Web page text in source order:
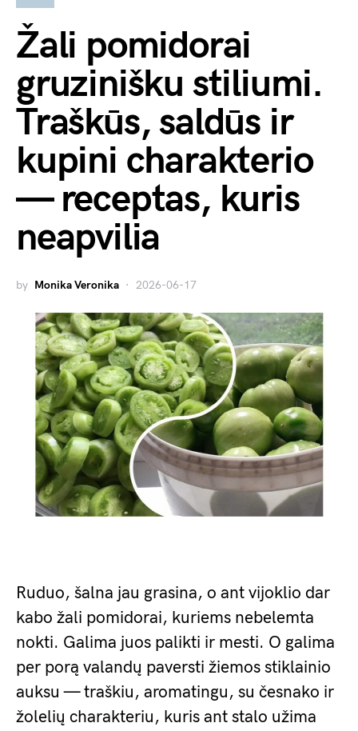
Žali pomidorai
gruzinišku stiliumi.
Traškūs, saldūs ir
kupini charakterio
— receptas, kuris
neapvilia
by Monika Veronika 2026-06-17
Ruduo, šalna jau grasina, o ant vijoklio dar
kabo žali pomidorai, kuriems nebelemta
nokti. Galima juos palikti ir mesti. O galima
per porą valandų paversti žiemos stiklainio
auksu — traškiu, aromatingu, su česnako ir
žolelių charakteriu, kuris ant stalo užima